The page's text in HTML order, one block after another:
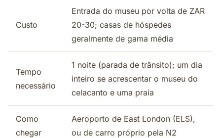
Custo
Entrada do museu por volta de ZAR
20-30; casas de hóspedes
geralmente de gama média
Tempo
necessário
1 noite (parada de trânsito); um dia
inteiro se acrescentar o museu do
celacanto e uma praia
Como
chegar
Aeroporto de East London (ELS),
ou de carro próprio pela N2